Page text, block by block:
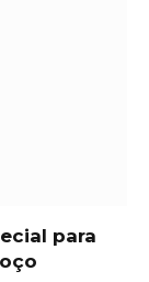
para